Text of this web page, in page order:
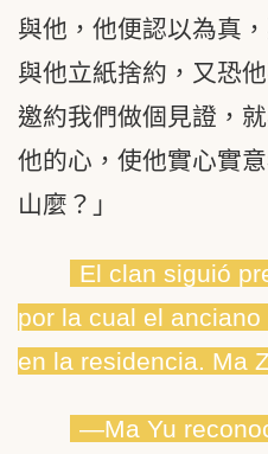
與他，他便認以為真
與他立紙捨約，又恐
邀約我們做個見證，
他的心，使他實心實
山麼？」
El clan siguió
por la cual el
en la residencia. Ma
―Ma Yu